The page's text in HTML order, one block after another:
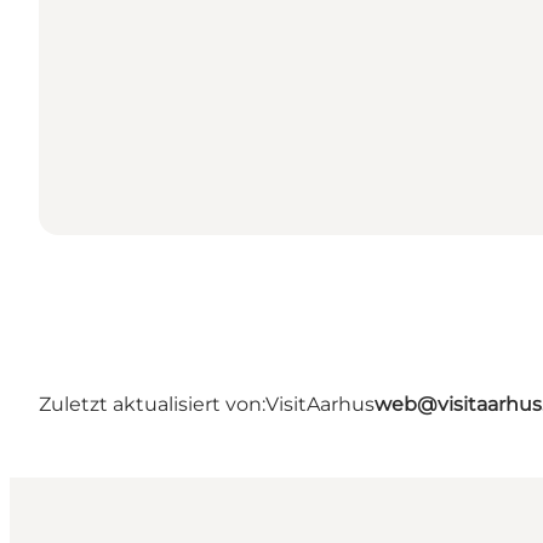
Zuletzt aktualisiert von:VisitAarhus